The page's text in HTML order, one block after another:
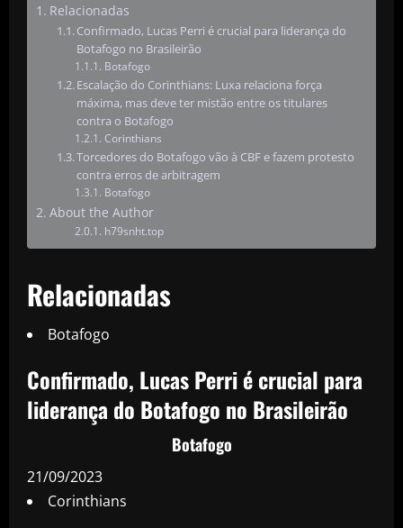
Relacionadas
Confirmado, Lucas Perri é crucial para liderança do
Botafogo no Brasileirão
Botafogo
Escalação do Corinthians: Luxa relaciona força
máxima, mas deve ter mistão entre os titulares
contra o Botafogo
Corinthians
Torcedores do Botafogo vão à CBF e fazem protesto
contra erros de arbitragem
Botafogo
About the Author
h79snht.top
Relacionadas
Botafogo
Confirmado, Lucas Perri é crucial para
liderança do Botafogo no Brasileirão
Botafogo
21/09/2023
Corinthians